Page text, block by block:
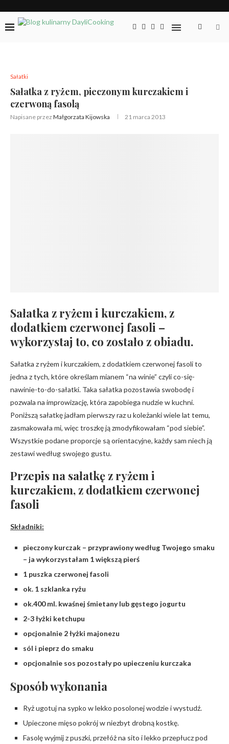
Sałatki
Sałatka z ryżem, pieczonym kurczakiem i
czerwoną fasolą
Napisane przez Małgorzata Kijowska 21 marca 2013
Sałatka z ryżem i kurczakiem, z
dodatkiem czerwonej fasoli –
wykorzystaj to, co zostało z obiadu.
Sałatka z ryżem i kurczakiem, z dodatkiem czerwonej fasoli to
jedna z tych, które określam mianem “na winie” czyli co-się-
nawinie-to-do-sałatki. Taka sałatka pozostawia swobodę i
pozwala na improwizację, która zapobiega nudzie w kuchni.
Poniższą sałatkę jadłam pierwszy raz u koleżanki wiele lat temu,
zasmakowała mi, więc troszkę ją zmodyfikowałam “pod siebie”.
Wszystkie podane proporcje są orientacyjne, każdy sam niech ją
zestawi według swojego gustu.
Przepis na sałatkę z ryżem i
kurczakiem, z dodatkiem czerwonej
fasoli
Składniki:
pieczony kurczak – przyprawiony według Twojego smaku
– ja wykorzystałam 1 większą pierś
1 puszka czerwonej fasoli
ok. 1 szklanka ryżu
ok.400 ml. kwaśnej śmietany lub gęstego jogurtu
2-3 łyżki ketchupu
opcjonalnie 2 łyżki majonezu
sól i pieprz do smaku
opcjonalnie sos pozostały po upieczeniu kurczaka
Sposób wykonania
Ryż ugotuj na sypko w lekko posolonej wodzie i wystudź.
Upieczone mięso pokrój w niezbyt drobną kostkę.
Fasolę wyjmij z puszki, przełóż na sito i lekko przepłucz pod